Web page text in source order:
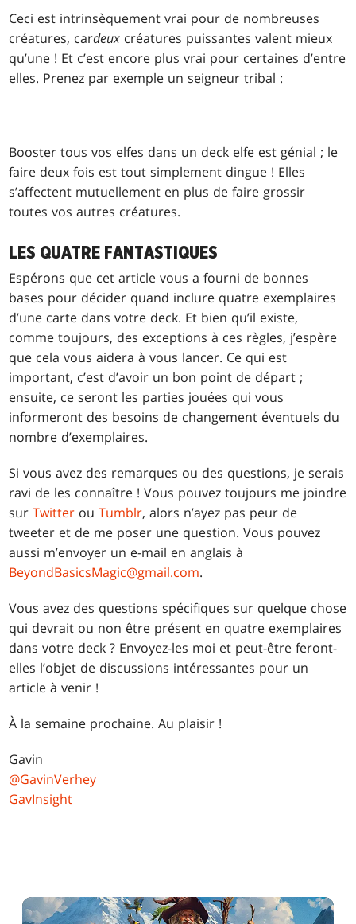
Ceci est intrinsèquement vrai pour de nombreuses
créatures, cardeux créatures puissantes valent mieux
qu’une ! Et c’est encore plus vrai pour certaines d’entre
elles. Prenez par exemple un seigneur tribal :
Booster tous vos elfes dans un deck elfe est génial ; le
faire deux fois est tout simplement dingue ! Elles
s’affectent mutuellement en plus de faire grossir
toutes vos autres créatures.
LES QUATRE FANTASTIQUES
Espérons que cet article vous a fourni de bonnes
bases pour décider quand inclure quatre exemplaires
d’une carte dans votre deck. Et bien qu’il existe,
comme toujours, des exceptions à ces règles, j’espère
que cela vous aidera à vous lancer. Ce qui est
important, c’est d’avoir un bon point de départ ;
ensuite, ce seront les parties jouées qui vous
informeront des besoins de changement éventuels du
nombre d’exemplaires.
Si vous avez des remarques ou des questions, je serais
ravi de les connaître ! Vous pouvez toujours me joindre
surTwitter ouTumblr, alors n’ayez pas peur de
tweeter et de me poser une question. Vous pouvez
aussi m’envoyer un e-mail en anglais à
BeyondBasicsMagic@gmail.com.
Vous avez des questions spécifiques sur quelque chose
qui devrait ou non être présent en quatre exemplaires
dans votre deck ? Envoyez-les moi et peut-être feront-
elles l’objet de discussions intéressantes pour un
article à venir !
À la semaine prochaine. Au plaisir !
Gavin
@GavinVerhey
GavInsight